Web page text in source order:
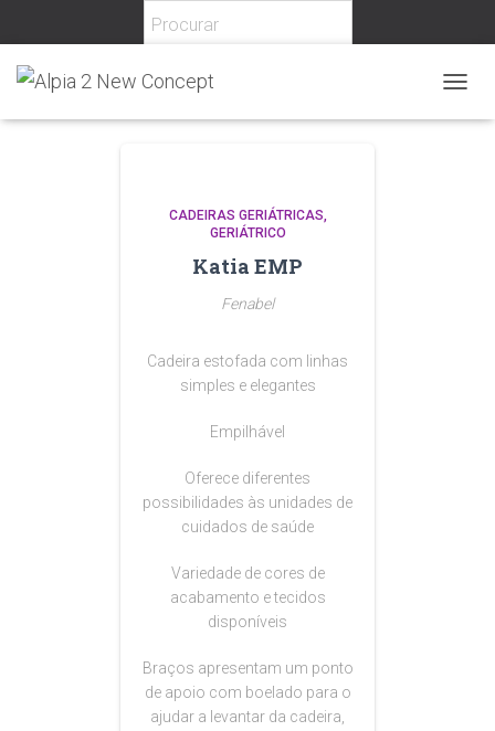
O
CADEIRAS GERIÁTRICAS
GERIÁTRICO
Katia EMP
Fenabel
Cadeira estofada com linhas
simples e elegantes
Empilhável
Oferece diferentes
possibilidades às unidades de
cuidados de saúde
Variedade de cores de
acabamento e tecidos
disponíveis
Braços apresentam um ponto
de apoio com boelado para o
ajudar a levantar da cadeira,